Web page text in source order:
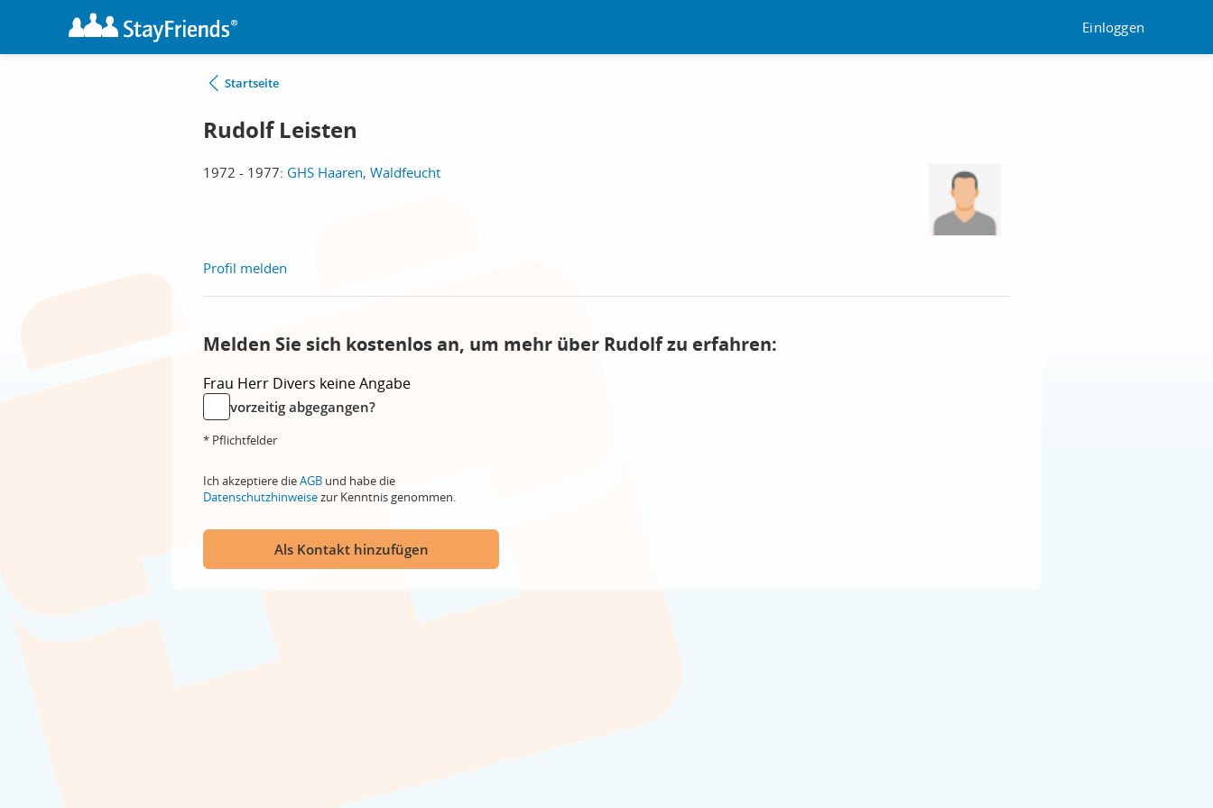
Einloggen
Startseite
Rudolf Leisten
1972 - 1977: GHS Haaren, Waldfeucht
Profil melden
Melden Sie sich kostenlos an, um mehr über Rudolf zu erfahren:
Frau Herr Divers keine Angabe
vorzeitig abgegangen?
* Pflichtfelder
Ich akzeptiere dieAGB und habe die
Datenschutzhinweisezur Kenntnis genommen.
Als Kontakt hinzufügen